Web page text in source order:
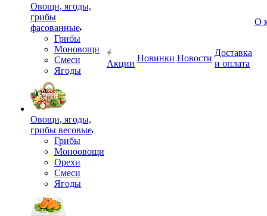
Овощи, ягоды,
грибы
фасованные
Грибы
Моновощи
Смеси
Ягоды
Овощи, ягоды,
грибы весовые
Грибы
Моноовощи
Орехи
Смеси
Ягоды
Акции
Новинки Новости
Доставка
и оплата
О